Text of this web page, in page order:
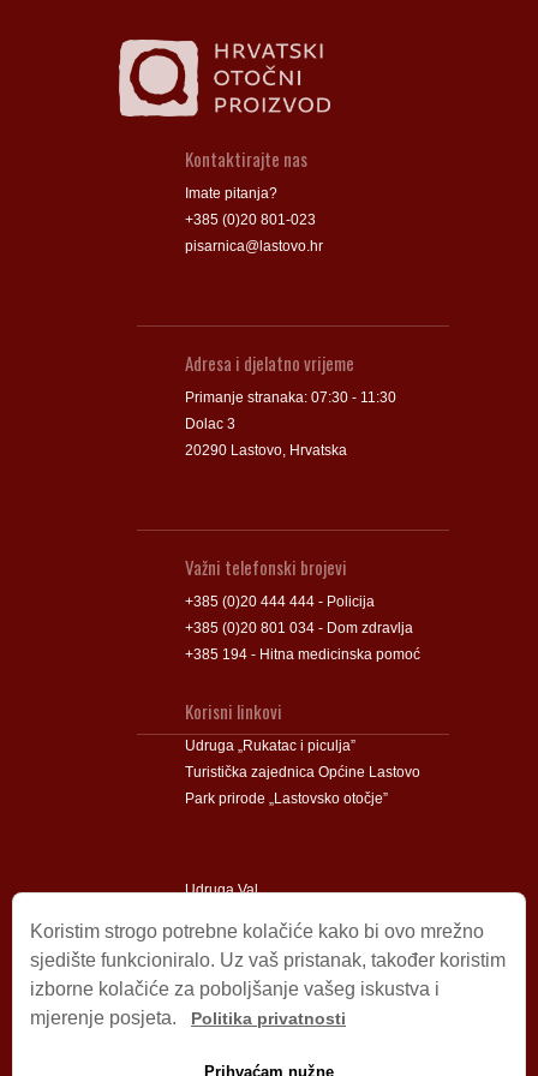
Kontaktirajte nas
Imate pitanja?
+385 (0)20 801-023
pisarnica@lastovo.hr
Adresa i djelatno vrijeme
Primanje stranaka: 07:30 - 11:30
Dolac 3
20290 Lastovo, Hrvatska
Važni telefonski brojevi
+385 (0)20 444 444 - Policija
+385 (0)20 801 034 - Dom zdravlja
+385 194 - Hitna medicinska pomoć
Korisni linkovi
Udruga „Rukatac i piculja”
Turistička zajednica Općine Lastovo
Park prirode „Lastovsko otočje”
Udruga Val
Impressum
© 2009 – 2026 Općina Lastovo.
Koristim strogo potrebne kolačiće kako bi ovo mrežno
sjedište funkcioniralo. Uz vaš pristanak, također koristim
izborne kolačiće za poboljšanje vašeg iskustva i
mjerenje posjeta.
Politika privatnosti
Prihvaćam nužne